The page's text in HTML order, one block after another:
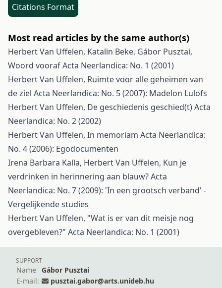
Citations Format
Most read articles by the same author(s)
Herbert Van Uffelen, Katalin Beke, Gábor Pusztai,
Woord voorafActa Neerlandica: No. 1 (2001)
Herbert Van Uffelen, Ruimte voor alle geheimen van
de ziel Acta Neerlandica: No. 5 (2007): Madelon Lulofs
Herbert Van Uffelen, De geschiedenis geschied(t)Acta
Neerlandica: No. 2 (2002)
Herbert Van Uffelen, In memoriam Acta Neerlandica:
No. 4 (2006): Egodocumenten
Irena Barbara Kalla, Herbert Van Uffelen, Kun je
verdrinken in herinnering aan blauw?Acta
Neerlandica: No. 7 (2009): 'In een grootsch verband' -
Vergelijkende studies
Herbert Van Uffelen, "Wat is er van dit meisje nog
overgebleven?" Acta Neerlandica: No. 1 (2001)
SUPPORT
Name
Gábor Pusztai
E-mail:
pusztai.gabor@arts.unideb.hu